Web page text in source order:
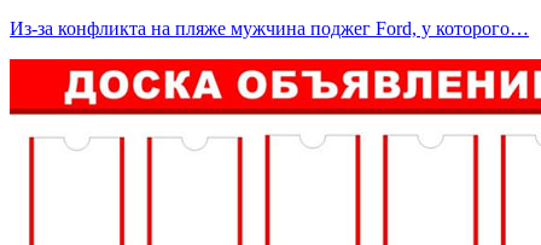
Из-за конфликта на пляже мужчина поджег Ford, у которого…